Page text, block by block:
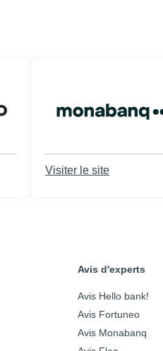
Visiter le site
Avis d'experts
Avis Hello bank!
Avis Fortuneo
Avis Monabanq